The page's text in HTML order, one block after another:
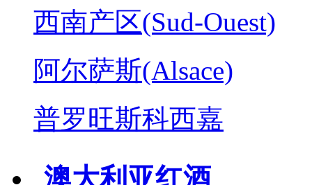
西南产区(Sud-Ouest)
阿尔萨斯(Alsace)
普罗旺斯科西嘉
澳大利亚红酒